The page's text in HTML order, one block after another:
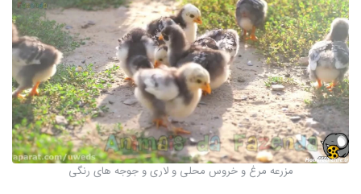
مزرعه مرغ و خروس محلی و لاری و جوجه های رنگی